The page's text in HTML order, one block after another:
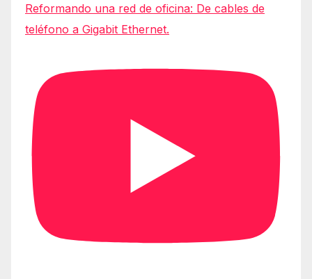
Reformando una red de oficina: De cables de
teléfono a Gigabit Ethernet.